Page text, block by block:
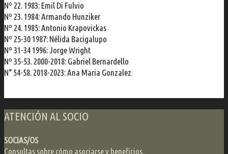
Nº 22. 1983: Emil Di Fulvio
Nº 23. 1984: Armando Hunziker
Nº 24. 1985: Antonio Krapovickas
Nº 25-30 1987: Nélida Bacigalupo
Nº 31-34 1996: Jorge Wright
Nº 35-53. 2000-2018: Gabriel Bernardello
N° 54-58. 2018-2023: Ana Maria Gonzalez
ATENCIÓN AL SOCIO
SOCIAS/OS
Consultas sobre cómo asociarse y beneficios.